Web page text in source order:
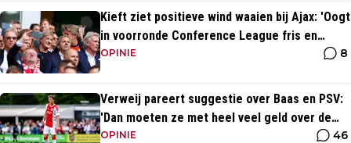
Kieft ziet positieve wind waaien bij Ajax: 'Oogt
in voorronde Conference League fris en
energiek'
OPINIE 8
Verweij pareert suggestie over Baas en PSV:
'Dan moeten ze met heel veel geld over de
brug komen'
OPINIE 46